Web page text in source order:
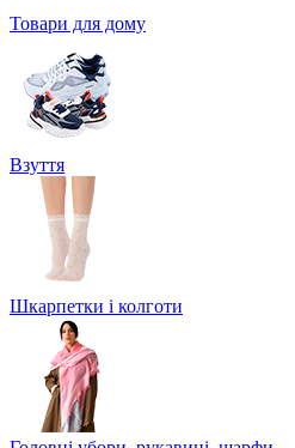
Товари для дому
Взуття
Шкарпетки і колготи